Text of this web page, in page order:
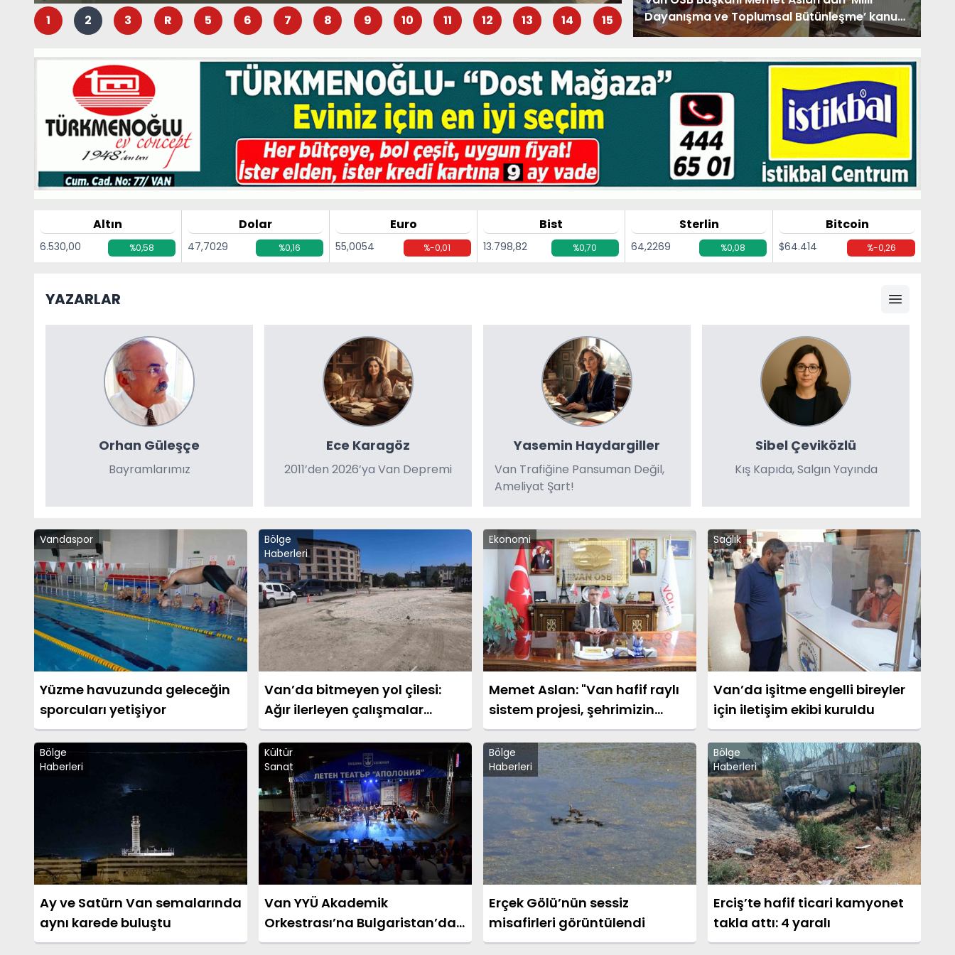
1 2 3 R 5 6 7 8 9 10 11 12 13 14 15
Dayanışma ve Toplumsal Bütünleşme’ kanun
teklifine destek
Altın
6.530,00 %0,58
Dolar
47,7029 %0,16
Euro
55,0054 %-0,01
Bist
13.798,82 %0,70
Sterlin
64,2269 %0,08
Bitcoin
$64.414 %-0,26
YAZARLAR
Orhan Güleşçe
Bayramlarımız
Ece Karagöz
2011’den 2026’ya Van Depremi
Yasemin Haydargiller
Van Trafiğine Pansuman Değil,
Ameliyat Şart!
Sibel Çeviközlü
Kış Kapıda, Salgın Yayında
Vandaspor
Yüzme havuzunda geleceğin
sporcuları yetişiyor
Bölge
Haberleri
Van’da bitmeyen yol çilesi:
Ağır ilerleyen çalışmalar
vatandaşın tepkisini çekiyor
Ekonomi
Memet Aslan: "Van hafif raylı
sistem projesi, şehrimizin
geleceğine yapılan en büyük
yatırımlardan biridir"
Sağlık
Van’da işitme engelli bireyler
için iletişim ekibi kuruldu
Bölge
Haberleri
Ay ve Satürn Van semalarında
aynı karede buluştu
Kültür
Sanat
Van YYÜ Akademik
Orkestrası’na Bulgaristan’dan
ödül
Bölge
Haberleri
Erçek Gölü’nün sessiz
misafirleri görüntülendi
Bölge
Haberleri
Erciş’te hafif ticari kamyonet
takla attı: 4 yaralı